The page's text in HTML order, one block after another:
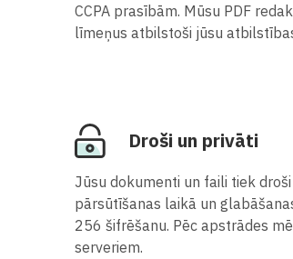
CCPA prasībām. Mūsu PDF
līmeņus atbilstoši jūsu
Droši un privāti
Jūsu dokumenti un faili tiek
pārsūtīšanas laikā un
256 šifrēšanu. Pēc apstrādes
serveriem.